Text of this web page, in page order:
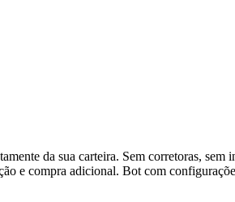
da sua carteira. Sem corretoras, sem
e compra adicional. Bot com